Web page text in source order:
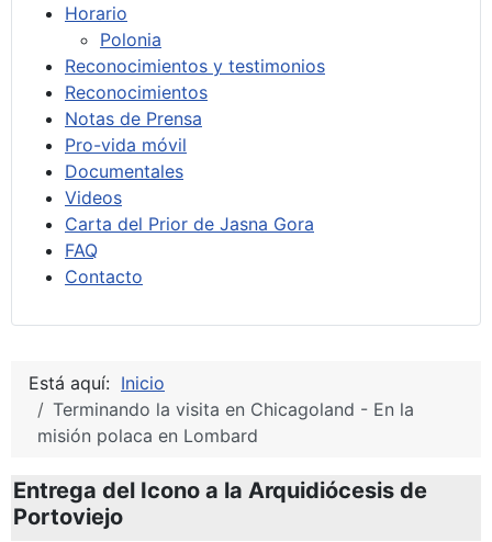
Horario
Polonia
Reconocimientos y testimonios
Reconocimientos
Notas de Prensa
Pro-vida móvil
Documentales
Videos
Carta del Prior de Jasna Gora
FAQ
Contacto
Está aquí: Inicio
Terminando la visita en Chicagoland - En la
misión polaca en Lombard
Entrega del Icono a la Arquidiócesis de
Portoviejo